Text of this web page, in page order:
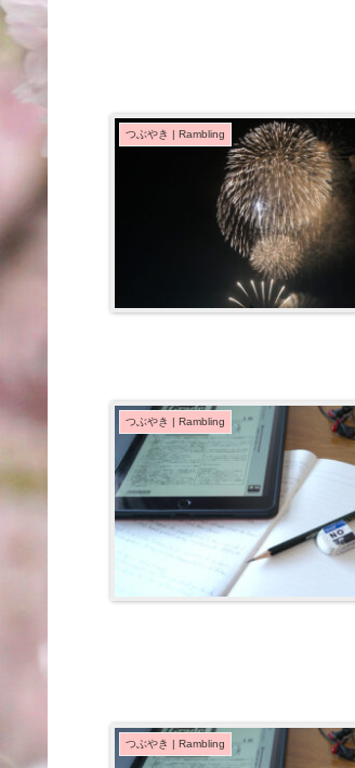
つぶやき | Rambling
つぶやき | Rambling
つぶやき | Rambling